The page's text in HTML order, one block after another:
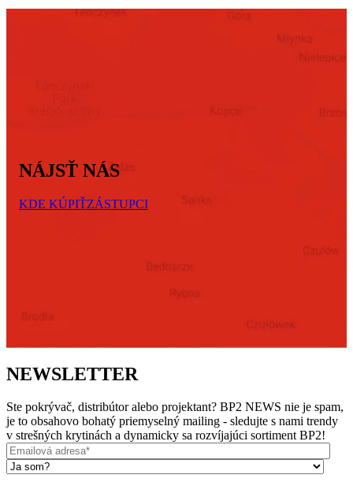
NÁJSŤ NÁS
KDE KÚPIŤZÁSTUPCI
NEWSLETTER
Ste pokrývač, distribútor alebo projektant? BP2 NEWS nie je spam,
je to obsahovo bohatý priemyselný mailing - sledujte s nami trendy
v strešných krytinách a dynamicky sa rozvíjajúci sortiment BP2!